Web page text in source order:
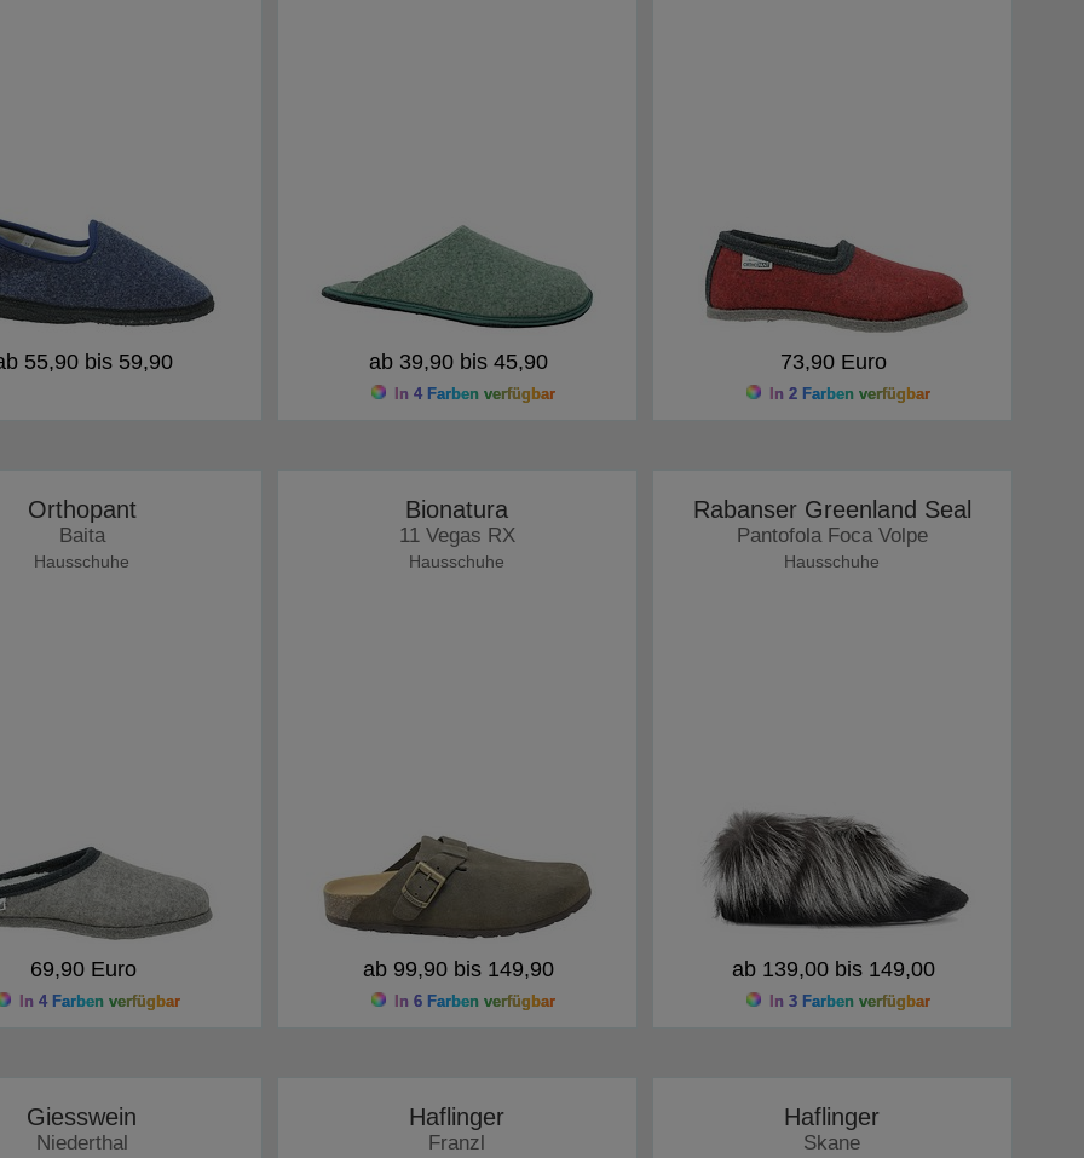
55,90 bis 59,90 ab 39,90 bis 45,90
In 4 Farben verfügbar
73,90 Euro
In 2 Farben verfügbar
Orthopant
Baita
Hausschuhe
69,90 Euro
In 4 Farben verfügbar
Bionatura
11 Vegas RX
Hausschuhe
ab 99,90 bis 149,90
In 6 Farben verfügbar
Rabanser Greenland Seal
Pantofola Foca Volpe
Hausschuhe
ab 139,00 bis 149,00
In 3 Farben verfügbar
Giesswein
Niederthal
Haflinger
Franzl
Haflinger
Skane